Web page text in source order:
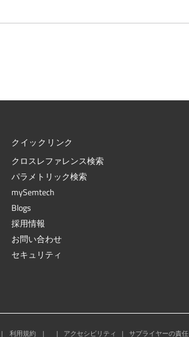
クイックリンク
クロスレファレンス検索
パラメトリック検索
mySemtech
Blogs
採用情報
お問い合わせ
セキュリティ
| 利用規約 | | アクセシビリティ | サプライヤーの責任